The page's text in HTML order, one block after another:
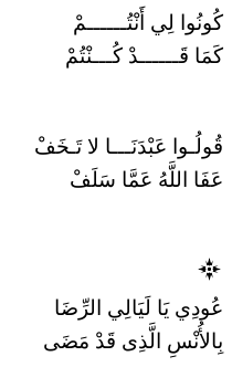
كُونُوا لِي أَنْتُــــــمْ
كَمَا قَــــــدْ كُـــنْتُمْ
قُولُـوا عَبْدَنَـــا لا تَـخَفْ
عَفَا اللَّهُ عَمَّا سَلَفْ
عُودِي يَا لَيَالِي الرِّضَا
بِالأُنْسِ الَّذِى قَدْ مَضَى